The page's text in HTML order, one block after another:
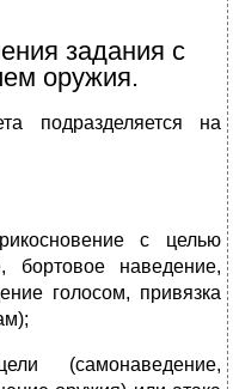
задания с
оружия.
подразделяется на
с целью
бортовое наведение,
голосом, привязка
(самонаведение,